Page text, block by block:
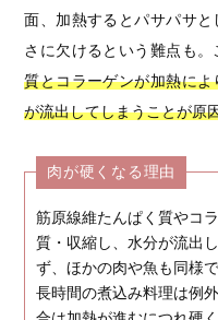
面、加熱するとパサパサ
さに欠けるという難点も。
質とコラーゲンが加熱に
が流出してしまうことが原
肉が硬くなる理由
筋原線維たんぱく質やコ
質・収縮し、水分が流出
ず、ほかの肉や魚も同様で
長時間の煮込み料理は例